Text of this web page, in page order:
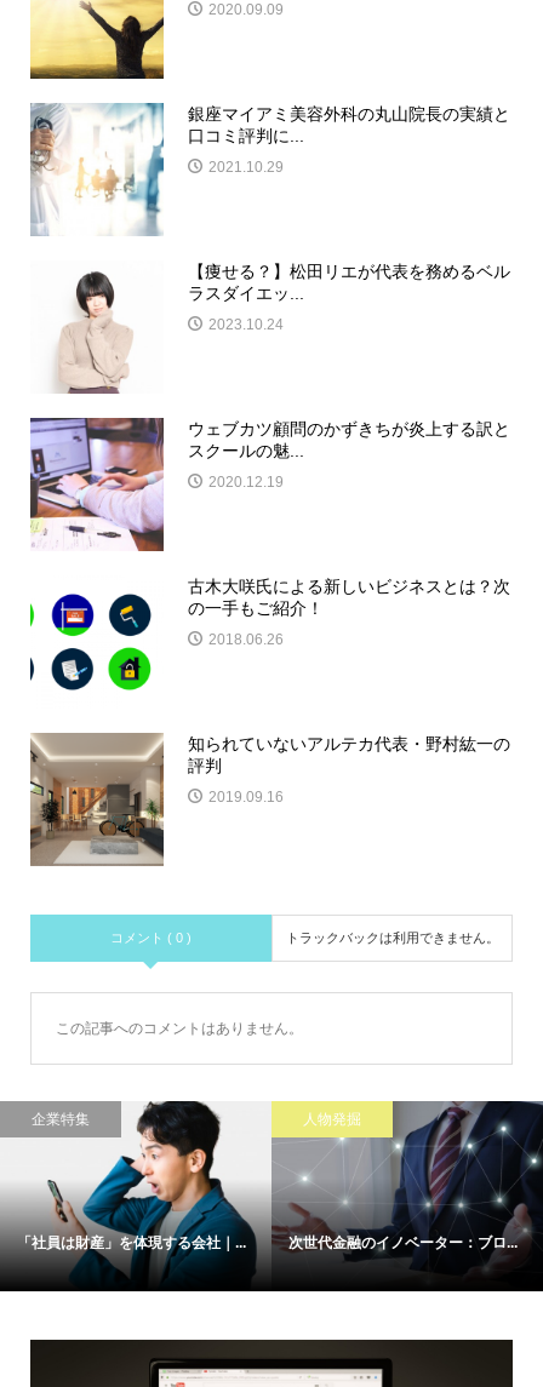
2020.09.09
銀座マイアミ美容外科の丸山院長の実績と
口コミ評判に...
2021.10.29
【痩せる？】松田リエが代表を務めるベル
ラスダイエッ...
2023.10.24
ウェブカツ顧問のかずきちが炎上する訳と
スクールの魅...
2020.12.19
古木大咲氏による新しいビジネスとは？次
の一手もご紹介！
2018.06.26
知られていないアルテカ代表・野村紘一の
評判
2019.09.16
コメント ( 0 ) トラックバックは利用できません。
この記事へのコメントはありません。
企業特集
「社員は財産」を体現する会社｜...
人物発掘
次世代金融のイノベーター：ブロ...